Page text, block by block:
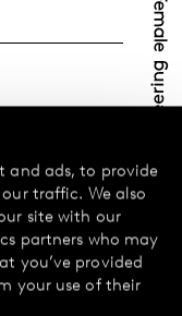
and ads, to provide
traffic. We also
site with our
partners who may
you’ve provided
your use of their